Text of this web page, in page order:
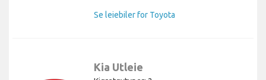
Se leiebiler for Toyota
Kia Utleie